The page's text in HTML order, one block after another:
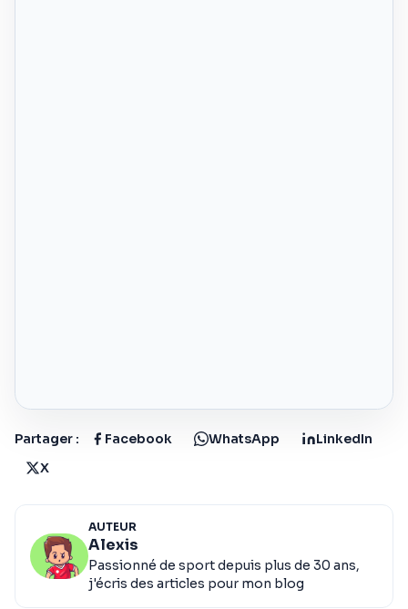
Partager : Facebook WhatsApp
LinkedIn
X
AUTEUR
Alexis
Passionné de sport depuis plus de 30 ans,
j'écris des articles pour mon blog